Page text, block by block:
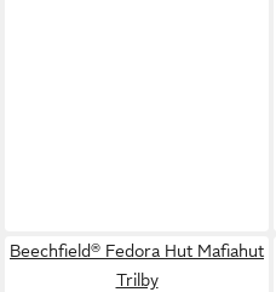
Beechfield® Fedora Hut Mafiahut
Trilby